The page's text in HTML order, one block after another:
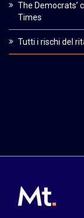
The Democrats’
Times
Tutti i rischi del